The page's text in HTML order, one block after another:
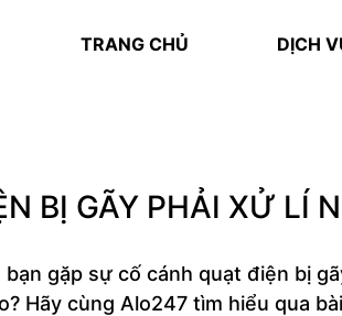
TRANG CHỦ DỊCH
BỊ GÃY PHẢI XỬ LÍ
gặp sự cố cánh quạt điện bị
Hãy cùng Alo247 tìm hiểu qua